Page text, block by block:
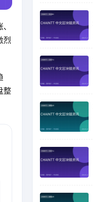
烈
整